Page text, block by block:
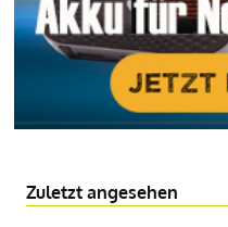
Zuletzt angesehen